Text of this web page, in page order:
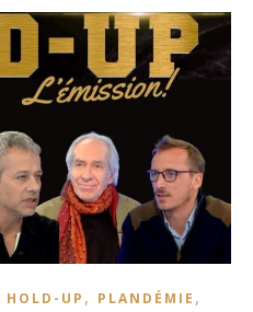
HOLD-UP , PLANDÉMIE ,